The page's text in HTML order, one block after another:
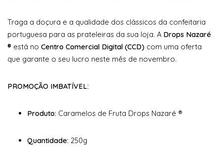
Traga a doçura e a qualidade dos clássicos da confeitaria
portuguesa para as prateleiras da sua loja. A Drops Nazaré
® está no Centro Comercial Digital (CCD) com uma oferta
que garante o seu lucro neste mês de novembro.
PROMOÇÃO IMBATÍVEL:
Produto: Caramelos de Fruta Drops Nazaré ®
Quantidade: 250g